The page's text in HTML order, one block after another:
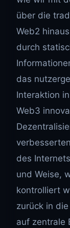
über die
Web2
durch
das
Interaktion
Web3
des
und Weise,
kontrolliert
zurück in
auf zentrale